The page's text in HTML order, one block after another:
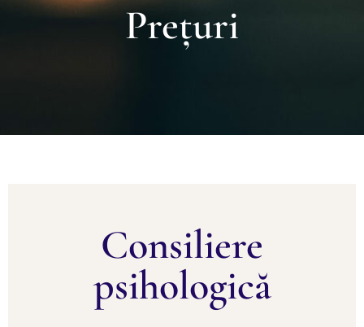
Prețuri
Consiliere
psihologică